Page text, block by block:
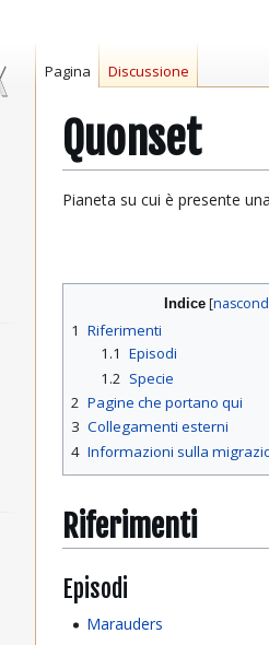
Quonset
Vai
Vai
Pianeta su cui è presente
Indice
1 Riferimenti
1.1 Episodi
1.2 Specie
2 Pagine che portano qui
3 Collegamenti esterni
4 Informazioni sulla
Riferimenti
Episodi
Marauders
Pagina Discussione